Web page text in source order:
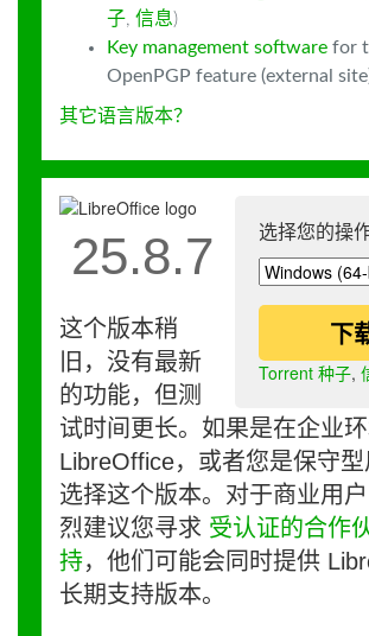
子, 信息)
Key management software for
OpenPGP feature (external
其它语言版本？
选择您的操
下
Torrent 种子,
25.8.7
这个版本稍
旧，没有最新
的功能，但测
试时间更长。如果是在企业
LibreOffice，或者您是保守
选择这个版本。对于商业用
烈建议您寻求 受认证的合作
持，他们可能会同时提供
长期支持版本。